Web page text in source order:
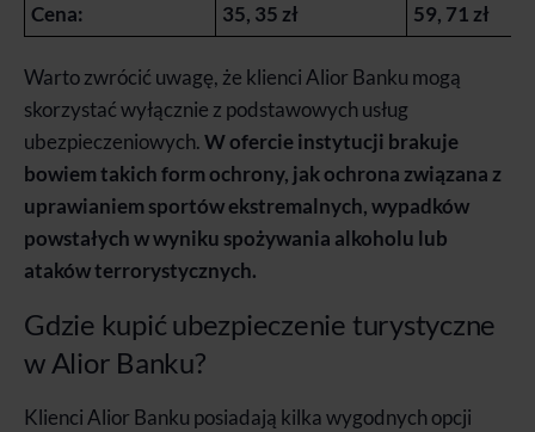
Cena: 35, 35 zł 59, 71 zł
Warto zwrócić uwagę, że klienci Alior Banku mogą
skorzystać wyłącznie z podstawowych usług
ubezpieczeniowych.W ofercie instytucji brakuje
bowiem takich form ochrony, jak ochrona związana z
uprawianiem sportów ekstremalnych, wypadków
powstałych w wyniku spożywania alkoholu lub
ataków terrorystycznych.
Gdzie kupić ubezpieczenie turystyczne
w Alior Banku?
Klienci Alior Banku posiadają kilka wygodnych opcji